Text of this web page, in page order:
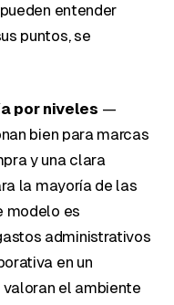
entender
puntos, se
por niveles —
bien para marcas
y una clara
la mayoría de las
modelo es
administrativos
en un
el ambiente